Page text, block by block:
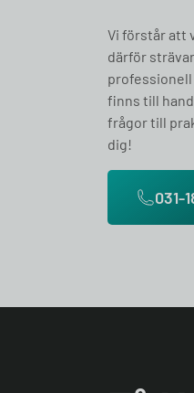
Vi förstår att
därför
finns till
frågor till
dig!
031-